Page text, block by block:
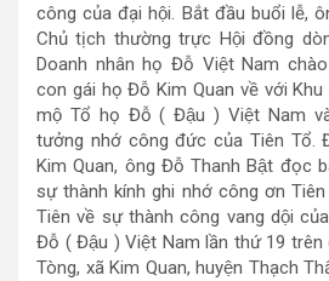
công của đại hội. Bắt đầu buổi lễ,
Chủ tịch thường trực Hội đồng
Doanh nhân họ Đỗ Việt Nam
con gái họ Đỗ Kim Quan về với
mộ Tổ họ Đỗ ( Đậu ) Việt Nam
tưởng nhớ công đức của Tiên Tổ.
Kim Quan, ông Đỗ Thanh Bật đọc
sự thành kính ghi nhớ công ơn
Tiên về sự thành công vang dội
Đỗ ( Đậu ) Việt Nam lần thứ 19 trên
Tòng, xã Kim Quan, huyện Thạch